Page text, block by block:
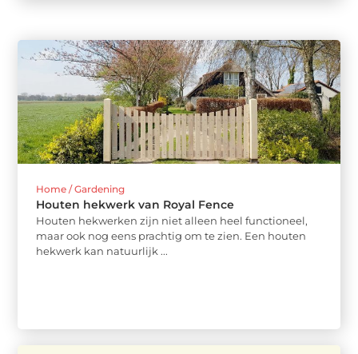
Home / Gardening
Houten hekwerk van Royal Fence
Houten hekwerken zijn niet alleen heel functioneel,
maar ook nog eens prachtig om te zien. Een houten
hekwerk kan natuurlijk ...